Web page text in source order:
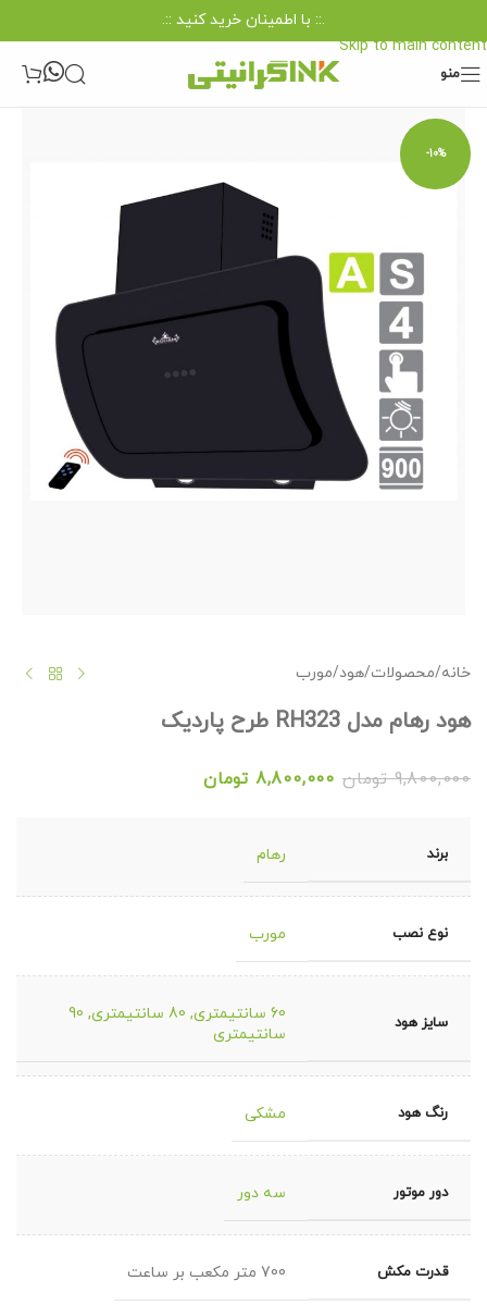
Skip to main content
.:: با اطمینان خرید کنید ::.
منو
-10%
خانه/محصولات/هود/مورب
هود رهام مدل RH323 طرح پاردیک
9,800,000 تومان 8,800,000 تومان
برند رهام
نوع نصب مورب
سایز هود 60 سانتیمتری , 80 سانتیمتری ,
90
سانتیمتری
رنگ هود مشکی
دور موتور سه دور
قدرت مکش 700 متر مکعب بر ساعت